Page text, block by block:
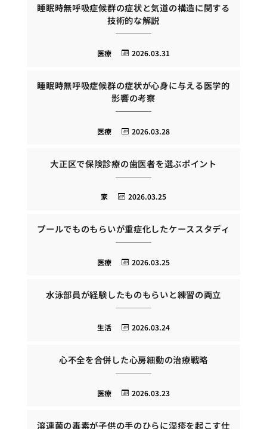
睡眠時無呼吸症候群の症状と気道の構造に関する
技術的な解説
2026.03.31
医療
睡眠時無呼吸症候群の症状が心身に与える医学的
影響の考察
2026.03.28
医療
大正区で保険診療の歯医者を選ぶポイント
2026.03.25
家
プールでものもらいが重症化したケーススタディ
2026.03.25
医療
水泳部員が経験したものもらいと練習の両立
2026.03.24
生活
心不全を合併した心房細動の治療戦略
2026.03.23
医療
溶連菌の毒素が子供の手のひらに湿疹を起こす仕